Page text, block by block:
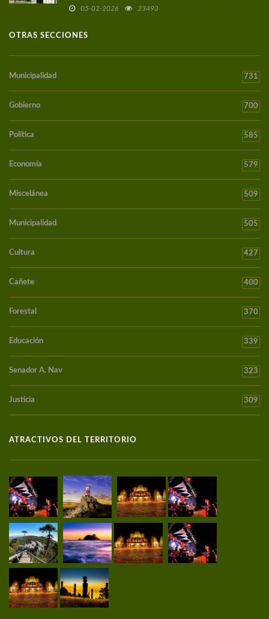
05-02-2026 23493
OTRAS SECCIONES
Municipalidad 731
Gobierno 700
Política 585
Economía 579
Miscelánea 509
Municipalidad 505
Cultura 427
Cañete 400
Forestal 370
Educación 339
Senador A. Nav 323
Justicia 309
ATRACTIVOS DEL TERRITORIO